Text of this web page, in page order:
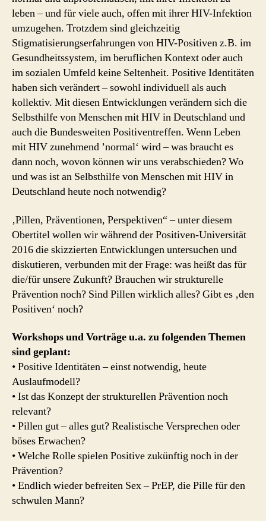
leben – und für viele auch, offen mit ihrer HIV-Infektion
umzugehen. Trotzdem sind gleichzeitig
Stigmatisierungserfahrungen von HIV-Positiven z.B. im
Gesundheitssystem, im beruflichen Kontext oder auch
im sozialen Umfeld keine Seltenheit. Positive Identitäten
haben sich verändert – sowohl individuell als auch
kollektiv. Mit diesen Entwicklungen verändern sich die
Selbsthilfe von Menschen mit HIV in Deutschland und
auch die Bundesweiten Positiventreffen. Wenn Leben
mit HIV zunehmend ’normal‘ wird – was braucht es
dann noch, wovon können wir uns verabschieden? Wo
und was ist an Selbsthilfe von Menschen mit HIV in
Deutschland heute noch notwendig?
‚Pillen, Präventionen, Perspektiven“ – unter diesem
Obertitel wollen wir während der Positiven-Universität
2016 die skizzierten Entwicklungen untersuchen und
diskutieren, verbunden mit der Frage: was heißt das für
die/für unsere Zukunft? Brauchen wir strukturelle
Prävention noch? Sind Pillen wirklich alles? Gibt es ‚den
Positiven‘ noch?
Workshops und Vorträge u.a. zu folgenden Themen
sind geplant:
• Positive Identitäten – einst notwendig, heute
Auslaufmodell?
• Ist das Konzept der strukturellen Prävention noch
relevant?
• Pillen gut – alles gut? Realistische Versprechen oder
böses Erwachen?
• Welche Rolle spielen Positive zukünftig noch in der
Prävention?
• Endlich wieder befreiten Sex – PrEP, die Pille für den
schwulen Mann?